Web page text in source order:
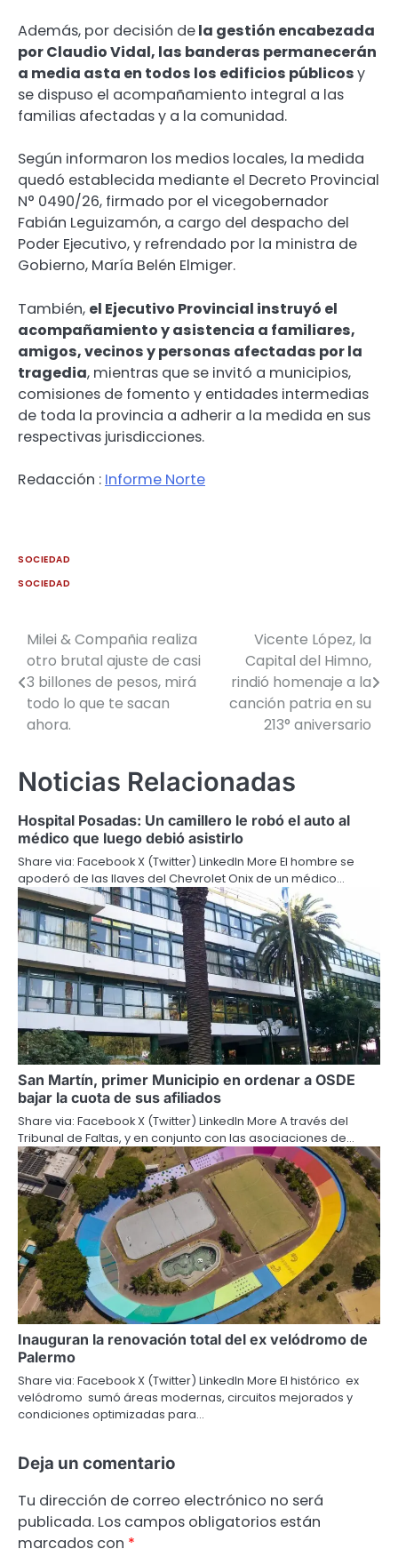
Además, por decisión dela gestión encabezada
por Claudio Vidal, las banderas permanecerán
a media asta en todos los edificios públicosy
se dispuso el acompañamiento integral a las
familias afectadas y a la comunidad.
Según informaron los medios locales, la medida
quedó establecida mediante el Decreto Provincial
N° 0490/26, firmado por el vicegobernador
Fabián Leguizamón, a cargo del despacho del
Poder Ejecutivo, y refrendado por la ministra de
Gobierno, María Belén Elmiger.
También, el Ejecutivo Provincial instruyó el
acompañamiento y asistencia a familiares,
amigos, vecinos y personas afectadas por la
tragedia, mientras que se invitó a municipios,
comisiones de fomento y entidades intermedias
de toda la provincia a adherir a la medida en sus
respectivas jurisdicciones.
Redacción : Informe Norte
SOCIEDAD
SOCIEDAD
Navegación
de
entradas
Milei & Compañia realiza
otro brutal ajuste de casi
3 billones de pesos, mirá
todo lo que te sacan
ahora.
Vicente López, la
Capital del Himno,
rindió homenaje a la
canción patria en su
213° aniversario
Noticias Relacionadas
Hospital Posadas: Un camillero le robó el auto al
médico que luego debió asistirlo
Share via: Facebook X (Twitter) LinkedIn More El hombre se
apoderó de las llaves del Chevrolet Onix de un médico…
San Martín, primer Municipio en ordenar a OSDE
bajar la cuota de sus afiliados
Share via: Facebook X (Twitter) LinkedIn More A través del
Tribunal de Faltas, y en conjunto con las asociaciones de…
Inauguran la renovación total del ex velódromo de
Palermo
Share via: Facebook X (Twitter) LinkedIn More El histórico ex
velódromo sumó áreas modernas, circuitos mejorados y
condiciones optimizadas para…
Deja un comentario
Tu dirección de correo electrónico no será
publicada. Los campos obligatorios están
marcados con *